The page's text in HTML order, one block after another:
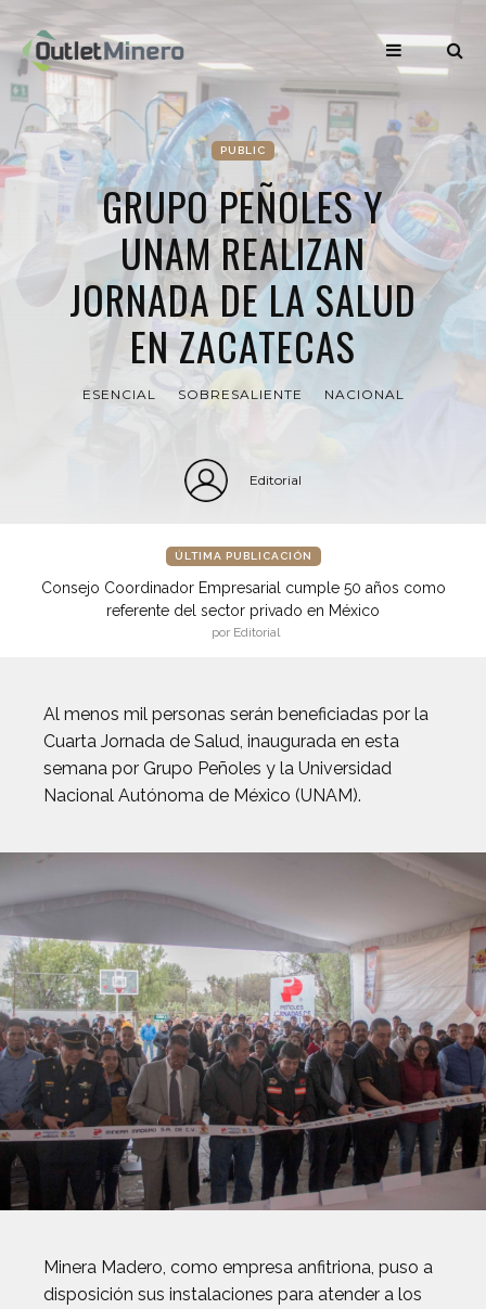
PUBLIC
GRUPO PEÑOLES Y
UNAM REALIZAN
JORNADA DE LA SALUD
EN ZACATECAS
ESENCIAL SOBRESALIENTE NACIONAL
Editorial
ÚLTIMA PUBLICACIÓN
Consejo Coordinador Empresarial cumple 50 años como
referente del sector privado en México
por Editorial
Al menos mil personas serán beneficiadas por la
Cuarta Jornada de Salud, inaugurada en esta
semana por Grupo Peñoles y la Universidad
Nacional Autónoma de México (UNAM).
Minera Madero, como empresa anfitriona, puso a
disposición sus instalaciones para atender a los